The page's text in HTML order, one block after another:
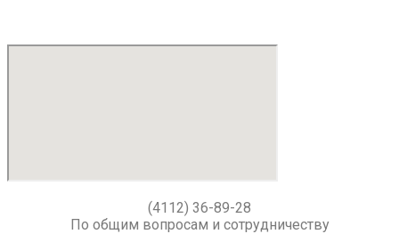
(4112) 36-89-28
По общим вопросам и сотрудничеству